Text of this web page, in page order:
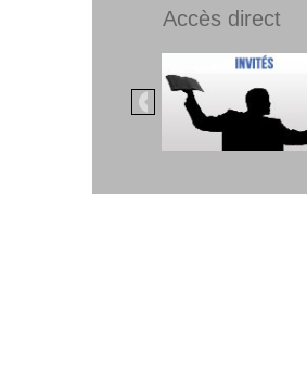
Accès direct